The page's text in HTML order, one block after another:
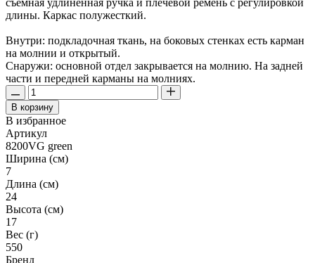
длины. Каркас полужесткий.
Внутри: подкладочная ткань, на боковых стенках есть карман
на молнии и открытый.
Снаружи: основной отдел закрывается на молнию. На задней
части и передней карманы на молниях.
В корзину
В избранное
Артикул
8200VG green
Ширина (см)
7
Длина (см)
24
Высота (см)
17
Вес (г)
550
Бренд